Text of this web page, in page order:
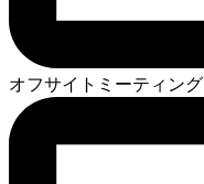
オフサイトミーティング